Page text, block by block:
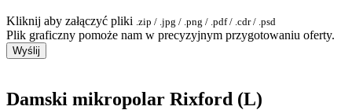
Kliknij aby załączyć pliki .zip / .jpg / .png / .pdf / .cdr / .psd
Plik graficzny pomoże nam w precyzyjnym przygotowaniu oferty.
Wyślij
Damski mikropolar Rixford (L)